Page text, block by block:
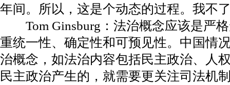
年间。所以，这是个动态的过程。我不
Tom Ginsburg：法治概念应该是严
重统一性、确定性和可预见性。中国情
治概念，如法治内容包括民主政治、人
民主政治产生的，就需要更关注司法机